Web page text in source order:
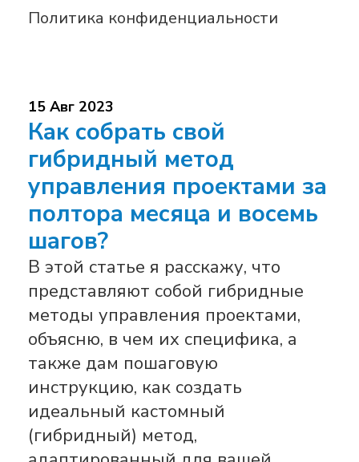
Политика конфиденциальности
15 Авг 2023
Как собрать свой
гибридный метод
управления проектами за
полтора месяца и восемь
шагов?
В этой статье я расскажу, что
представляют собой гибридные
методы управления проектами,
объясню, в чем их специфика, а
также дам пошаговую
инструкцию, как создать
идеальный кастомный
(гибридный) метод,